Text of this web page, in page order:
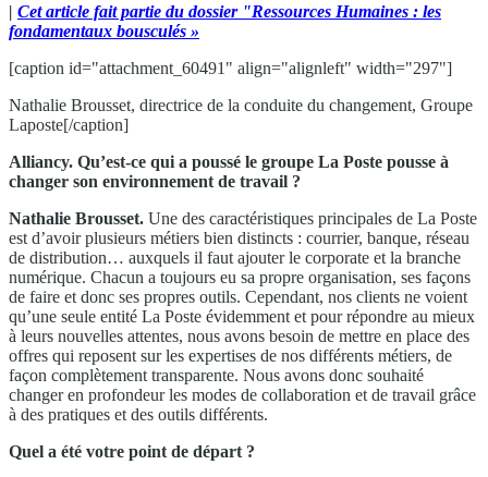
| Cet article fait partie du dossier "Ressources Humaines : les
fondamentaux bousculés »
[caption id="attachment_60491" align="alignleft" width="297"]
Nathalie Brousset, directrice de la conduite du changement, Groupe
Laposte[/caption]
Alliancy. Qu’est-ce qui a poussé le groupe La Poste pousse à
changer son environnement de travail ?
Nathalie Brousset. Une des caractéristiques principales de La Poste
est d’avoir plusieurs métiers bien distincts : courrier, banque, réseau
de distribution… auxquels il faut ajouter le corporate et la branche
numérique. Chacun a toujours eu sa propre organisation, ses façons
de faire et donc ses propres outils. Cependant, nos clients ne voient
qu’une seule entité La Poste évidemment et pour répondre au mieux
à leurs nouvelles attentes, nous avons besoin de mettre en place des
offres qui reposent sur les expertises de nos différents métiers, de
façon complètement transparente. Nous avons donc souhaité
changer en profondeur les modes de collaboration et de travail grâce
à des pratiques et des outils différents.
Quel a été votre point de départ ?